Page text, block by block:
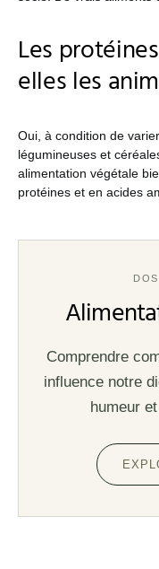
Les
elles les
Oui, à condition de
légumineuses et
alimentation végétale
protéines et en acides
Comprendre
influence notre
humeur